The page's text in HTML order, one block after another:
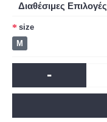
Διαθέσιμες Επιλογές
size
M
-